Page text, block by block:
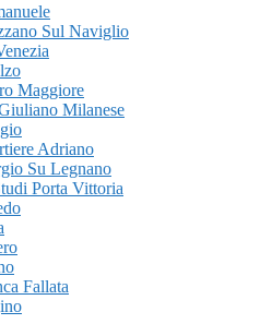
Sul Naviglio
Maggiore
Milanese
Adriano
Su Legnano
Porta Vittoria
Fallata